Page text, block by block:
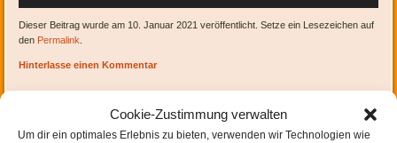
Cookie-Zustimmung verwalten
Um dir ein optimales Erlebnis zu bieten, verwenden wir Technologien wie
Dieser Beitrag wurde am 10. Januar 2021 veröffentlicht. Setze ein Lesezeichen auf
den Permalink
Hinterlasse einen Kommentar